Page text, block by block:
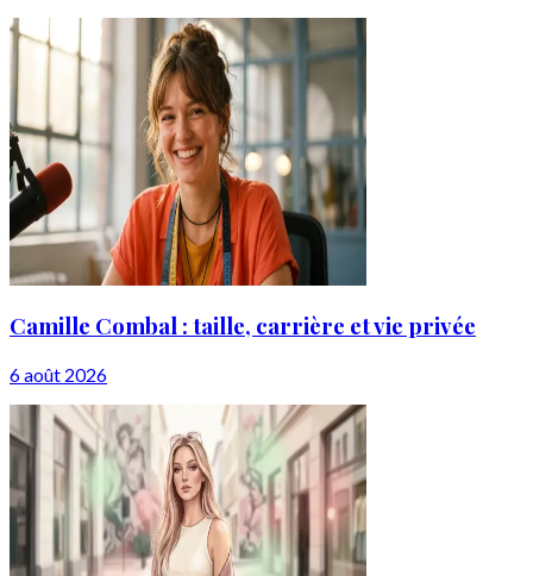
Camille Combal : taille, carrière et vie privée
6 août 2026